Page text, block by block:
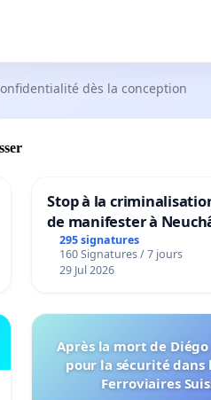
dès la conception
Stop à la
de manifester à
295 signatures
160 Signatures / 7 jours
29 Jul 2026
Après la mort de Diégo
pour la sécurité dans
Ferroviaires